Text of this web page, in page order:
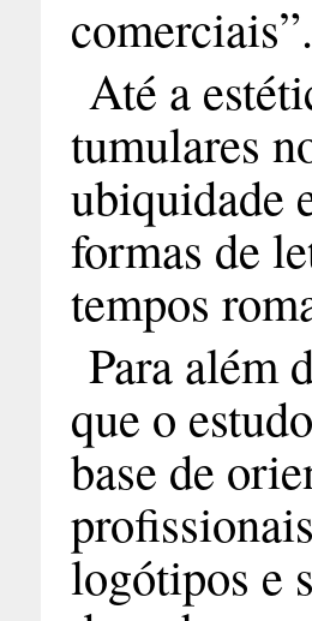
comerciais”.
Até a
tumulares
ubiquidade
formas de
tempos
Para além
que o
base de
logótipos e